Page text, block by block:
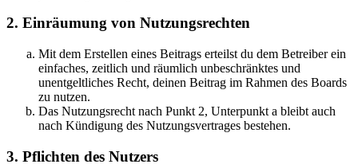
2. Einräumung von Nutzungsrechten
Mit dem Erstellen eines Beitrags erteilst du dem Betreiber ein
einfaches, zeitlich und räumlich unbeschränktes und
unentgeltliches Recht, deinen Beitrag im Rahmen des Boards
zu nutzen.
Das Nutzungsrecht nach Punkt 2, Unterpunkt a bleibt auch
nach Kündigung des Nutzungsvertrages bestehen.
3. Pflichten des Nutzers